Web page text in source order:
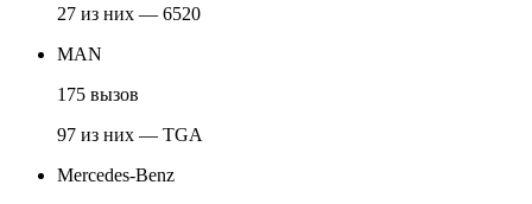
27 из них — 6520
MAN
175 вызов
97 из них — TGA
Mercedes-Benz